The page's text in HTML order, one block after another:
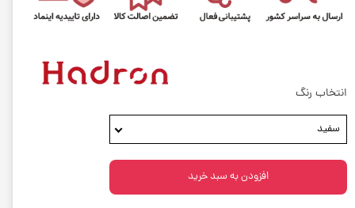
انتخاب رنگ
سفید
افزودن به سبد خرید